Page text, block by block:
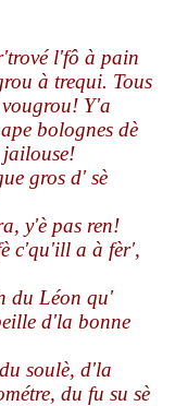
l'fô à pain
à trequi. Tous
Y'a
bolognes dè
gros d' sè
y'è pas ren!
c'qu'ill a à fèr',
du Léon qu'
d'la bonne
soulè, d'la
du fu su sè